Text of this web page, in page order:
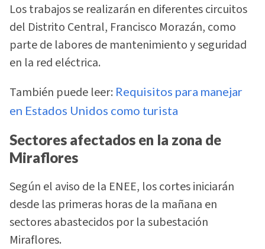
Los trabajos se realizarán en diferentes circuitos
del Distrito Central, Francisco Morazán, como
parte de labores de mantenimiento y seguridad
en la red eléctrica.
También puede leer: Requisitos para manejar
en Estados Unidos como turista
Sectores afectados en la zona de
Miraflores
Según el aviso de la ENEE, los cortes iniciarán
desde las primeras horas de la mañana en
sectores abastecidos por la subestación
Miraflores.